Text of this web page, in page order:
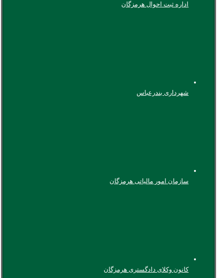
اداره ثبت احوال هرمزگان
شهرداری بندرعباس
سازمان امور مالیاتی هرمزگان
کانون وکلای دادگستری هرمزگان